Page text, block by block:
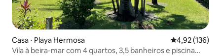
Casa ⋅ Playa Hermosa 4,92 de uma
4,92 (136)
Vila à beira-mar com 4 quartos, 3,5 banheiros e piscina